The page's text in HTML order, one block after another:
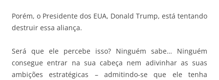
Porém, o Presidente dos EUA, Donald Trump, está tentando
destruir essa aliança.
Será que ele percebe isso? Ninguém sabe… Ninguém
consegue entrar na sua cabeça nem adivinhar as suas
ambições estratégicas – admitindo-se que ele tenha